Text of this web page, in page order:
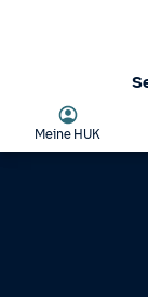
Meine HUK